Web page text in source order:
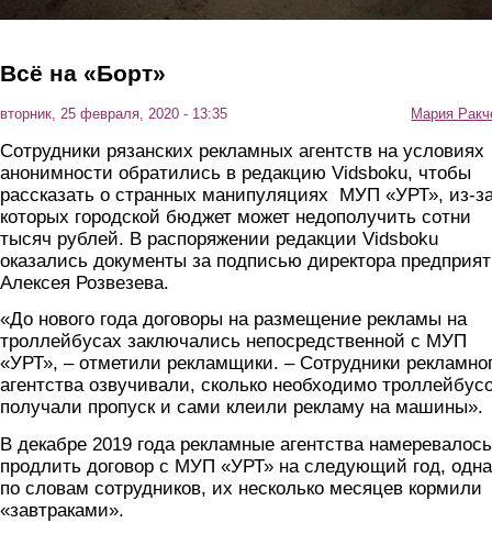
Всё на «Борт»
вторник, 25 февраля, 2020 - 13:35 Мария
Сотрудники рязанских рекламных агентств на условиях
анонимности обратились в редакцию Vidsboku, чтобы
рассказать о странных манипуляциях МУП «УРТ», из-
которых городской бюджет может недополучить сотни
тысяч рублей. В распоряжении редакции Vidsboku
оказались документы за подписью директора
Алексея Розвезева.
«До нового года договоры на размещение рекламы на
троллейбусах заключались непосредственной с МУП
«УРТ», – отметили рекламщики. – Сотрудники
агентства озвучивали, сколько необходимо
получали пропуск и сами клеили рекламу на машины».
В декабре 2019 года рекламные агентства намеревалось
продлить договор с МУП «УРТ» на следующий год,
по словам сотрудников, их несколько месяцев кормили
«завтраками».